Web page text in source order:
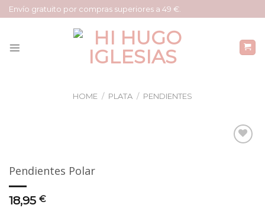
Saltar
al
Envío gratuito por compras superiores a 49 €.
HOME / PLATA / PENDIENTES
Pendientes Polar
18,95 €